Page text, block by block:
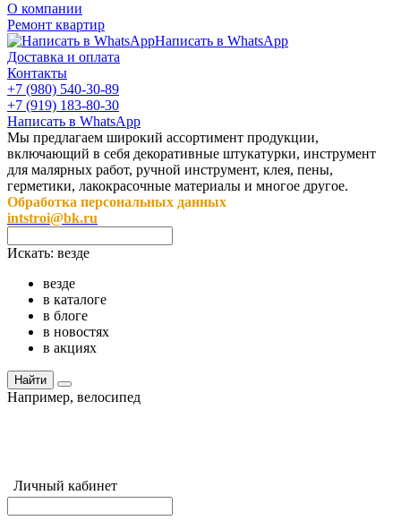
О компании
Ремонт квартир
Написать в WhatsApp
Доставка и оплата
Контакты
+7 (980) 540-30-89
+7 (919) 183-80-30
Написать в WhatsApp
Мы предлагаем широкий ассортимент продукции,
включающий в себя декоративные штукатурки, инструмент
для малярных работ, ручной инструмент, клея, пены,
герметики, лакокрасочные материалы и многое другое.
Обработка персональных данных
intstroi@bk.ru
Искать: везде
везде
в каталоге
в блоге
в новостях
в акциях
Найти
Например, велосипед
Личный кабинет